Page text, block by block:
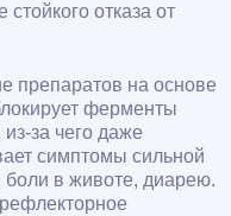
отказа от
препаратов на основе
ферменты
за чего даже
симптомы сильной
боли в животе, диарею.